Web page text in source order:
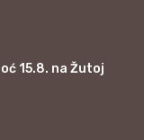
15.8. na Žutoj